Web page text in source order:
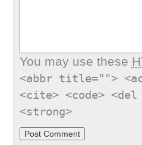
You may use these
<abbr title="">
<cite> <code>
<strong>